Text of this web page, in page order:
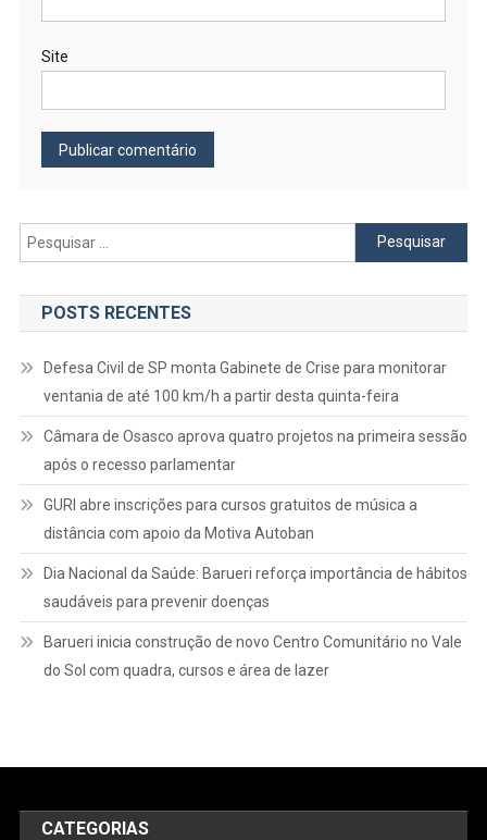
Site
Pesquisar
por:
POSTS RECENTES
Defesa Civil de SP monta Gabinete de Crise para monitorar
ventania de até 100 km/h a partir desta quinta-feira
Câmara de Osasco aprova quatro projetos na primeira sessão
após o recesso parlamentar
GURI abre inscrições para cursos gratuitos de música a
distância com apoio da Motiva Autoban
Dia Nacional da Saúde: Barueri reforça importância de hábitos
saudáveis para prevenir doenças
Barueri inicia construção de novo Centro Comunitário no Vale
do Sol com quadra, cursos e área de lazer
CATEGORIAS